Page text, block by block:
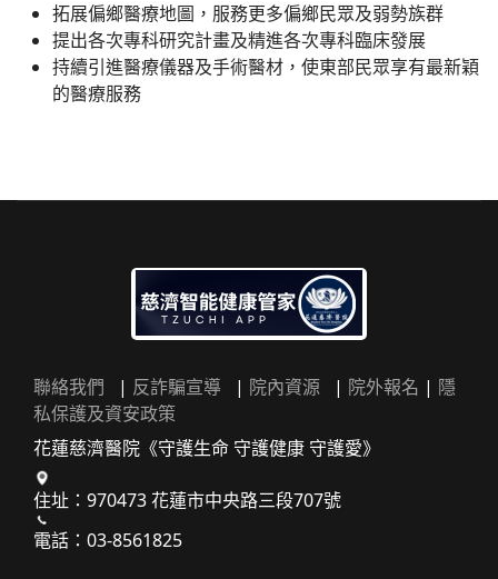
拓展偏鄉醫療地圖，服務更多偏鄉民眾及弱勢族群
提出各次專科研究計畫及精進各次專科臨床發展
持續引進醫療儀器及手術醫材，使東部民眾享有最新穎
的醫療服務
聯絡我們 | 反詐騙宣導 | 院內資源 | 院外報名 | 隱
私保護及資安政策
花蓮慈濟醫院《守護生命 守護健康 守護愛》
住址：970473 花蓮市中央路三段707號
電話：03-8561825